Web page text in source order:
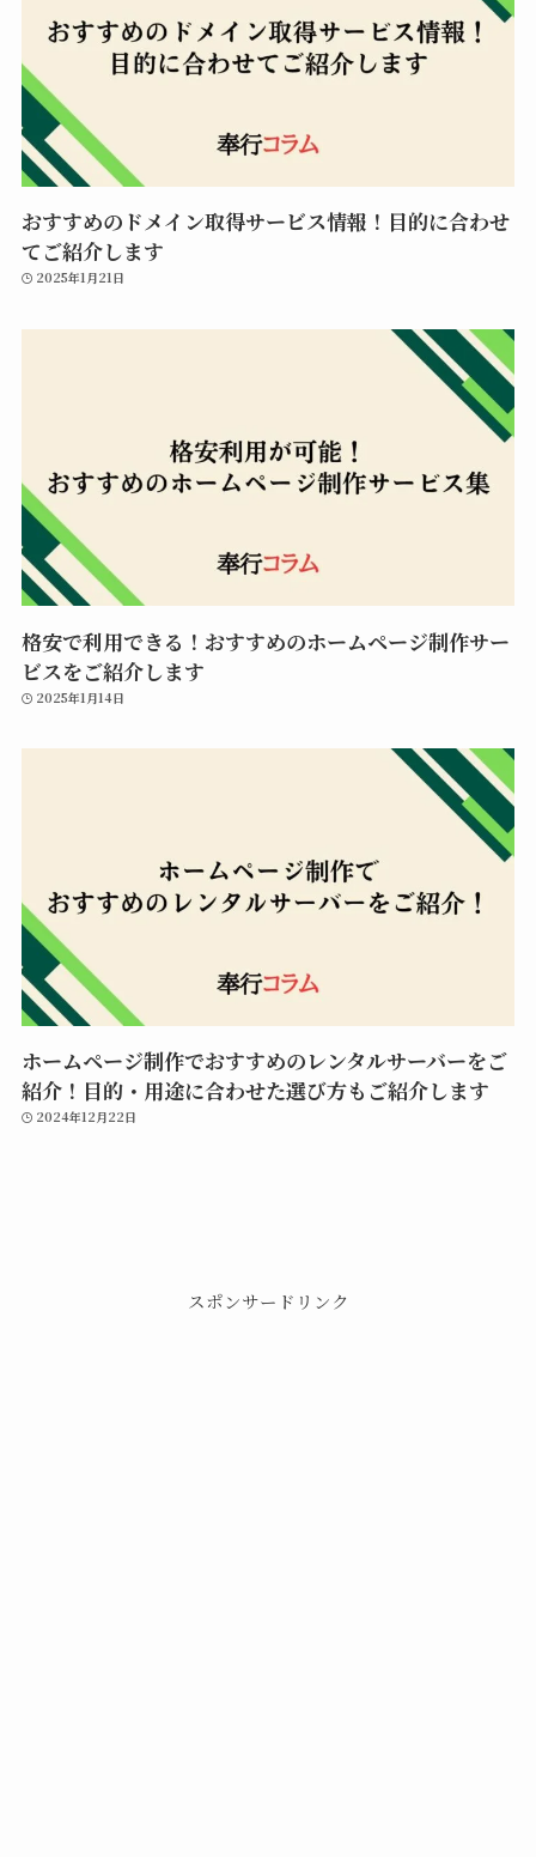
おすすめのドメイン取得サービス情報！目的に合わせ
てご紹介します
2025年1月21日
格安で利用できる！おすすめのホームページ制作サー
ビスをご紹介します
2025年1月14日
ホームページ制作でおすすめのレンタルサーバーをご
紹介！目的・用途に合わせた選び方もご紹介します
2024年12月22日
スポンサードリンク